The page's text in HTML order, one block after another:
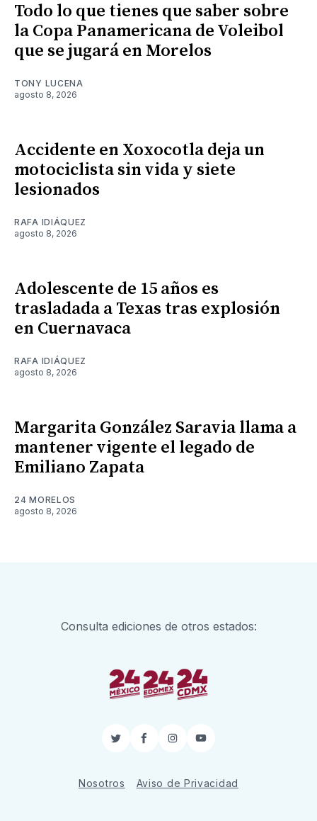
Todo lo que tienes que saber sobre
la Copa Panamericana de Voleibol
que se jugará en Morelos
TONY LUCENA
agosto 8, 2026
Accidente en Xoxocotla deja un
motociclista sin vida y siete
lesionados
RAFA IDIÁQUEZ
agosto 8, 2026
Adolescente de 15 años es
trasladada a Texas tras explosión
en Cuernavaca
RAFA IDIÁQUEZ
agosto 8, 2026
Margarita González Saravia llama a
mantener vigente el legado de
Emiliano Zapata
24 MORELOS
agosto 8, 2026
Consulta ediciones de otros estados:
TwitterFacebook
InstagramYouTube
Nosotros Aviso de Privacidad